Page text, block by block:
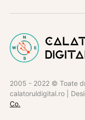
2005 - 2022 © Toate
calatoruldigital.ro |
Co.